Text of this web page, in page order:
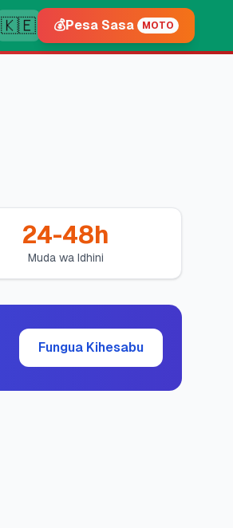
🇰🇪 💰Pesa Sasa MOTO
24-48h
Muda wa Idhini
Fungua Kihesabu